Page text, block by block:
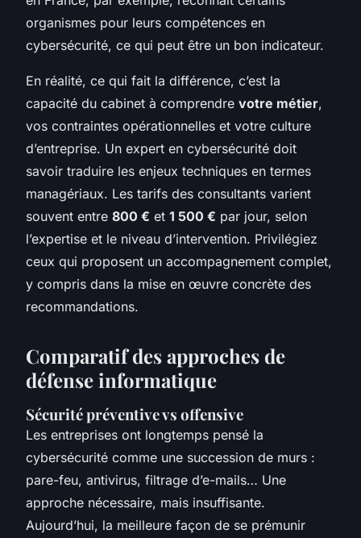
organismes pour leurs compétences en
cybersécurité, ce qui peut être un bon indicateur.
En réalité, ce qui fait la différence, c’est la
capacité du cabinet à comprendre votre métier,
vos contraintes opérationnelles et votre culture
d’entreprise. Un expert en cybersécurité doit
savoir traduire les enjeux techniques en termes
managériaux. Les tarifs des consultants varient
souvent entre 800 € et 1 500 € par jour, selon
l’expertise et le niveau d’intervention. Privilégiez
ceux qui proposent un accompagnement complet,
y compris dans la mise en œuvre concrète des
recommandations.
Comparatif des approches de
défense informatique
Sécurité préventive vs offensive
Les entreprises ont longtemps pensé la
cybersécurité comme une succession de murs :
pare-feu, antivirus, filtrage d’e-mails… Une
approche nécessaire, mais insuffisante.
Aujourd’hui, la meilleure façon de se prémunir